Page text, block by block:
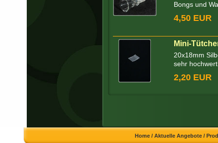
Bongs und
4,50 EUR
Mini-
20x18mm
sehr
2,20 EUR
Home /Aktuelle Angebote /